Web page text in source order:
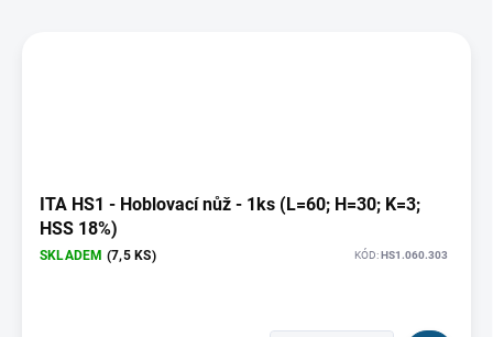
ITA HS1 - Hoblovací nůž - 1ks (L=60; H=30; K=3;
HSS 18%)
SKLADEM (7,5 KS) KÓD:HS1.060.303